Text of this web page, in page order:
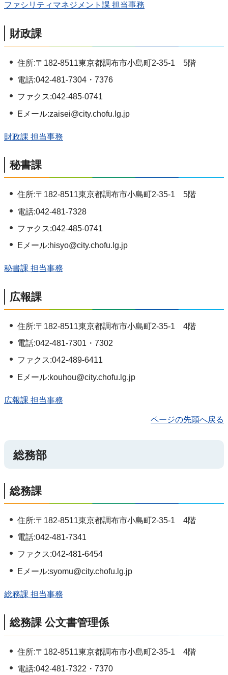
ファシリティマネジメント課 担当事務
財政課
住所:〒182-8511東京都調布市小島町2-35-1 5階
電話:042-481-7304・7376
ファクス:042-485-0741
Eメール:zaisei@city.chofu.lg.jp
財政課 担当事務
秘書課
住所:〒182-8511東京都調布市小島町2-35-1 5階
電話:042-481-7328
ファクス:042-485-0741
Eメール:hisyo@city.chofu.lg.jp
秘書課 担当事務
広報課
住所:〒182-8511東京都調布市小島町2-35-1 4階
電話:042-481-7301・7302
ファクス:042-489-6411
Eメール:kouhou@city.chofu.lg.jp
広報課 担当事務
ページの先頭へ戻る
総務部
総務課
住所:〒182-8511東京都調布市小島町2-35-1 4階
電話:042-481-7341
ファクス:042-481-6454
Eメール:syomu@city.chofu.lg.jp
総務課 担当事務
総務課 公文書管理係
住所:〒182-8511東京都調布市小島町2-35-1 4階
電話:042-481-7322・7370